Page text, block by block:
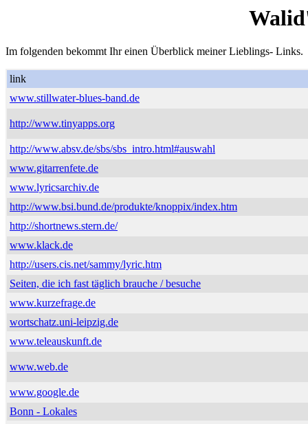
Im folgenden bekommt Ihr einen Überblick meiner Lieblings- Links.
link
www.stillwater-blues-band.de
http://www.tinyapps.org
http://www.absv.de/sbs/sbs_intro.html#auswahl
www.gitarrenfete.de
www.lyricsarchiv.de
http://www.bsi.bund.de/produkte/knoppix/index.htm
http://shortnews.stern.de/
www.klack.de
http://users.cis.net/sammy/lyric.htm
Seiten, die ich fast täglich brauche / besuche
www.kurzefrage.de
wortschatz.uni-leipzig.de
www.teleauskunft.de
www.web.de
www.google.de
Bonn - Lokales